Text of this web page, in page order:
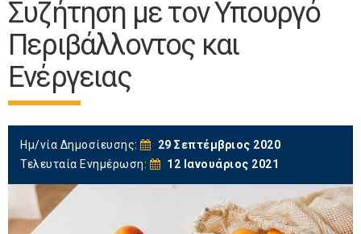
Συζήτηση με τον Υπουργό
Περιβάλλοντος και
Ενέργειας
Ημ/νία Δημοσίευσης:
29 Σεπτέμβριος 2020
Τελευταία Ενημέρωση:
12 Ιανουάριος 2021